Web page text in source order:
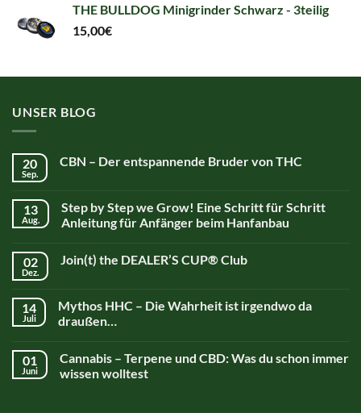
THE BULLDOG Minigrinder Schwarz - 3teilig
15,00€
UNSER BLOG
20
Sep.
CBN – Der entspannende Bruder von THC
13
Aug.
Step by Step we Grow! Eine Schritt für Schritt
Anleitung für Anfänger beim Hanfanbau
02
Dez.
Join(t) the DEALER’S CUP® Club
14
Juli
Mythos HHC – Die Wahrheit ist irgendwo da
draußen…
01
Juni
Cannabis – Terpene und CBD: Was du schon immer
wissen wolltest